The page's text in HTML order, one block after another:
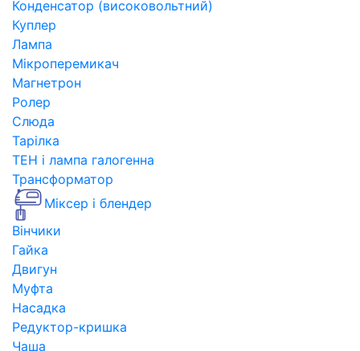
Конденсатор (високовольтний)
Куплер
Лампа
Мікроперемикач
Магнетрон
Ролер
Слюда
Тарілка
ТЕН і лампа галогенна
Трансформатор
Міксер і блендер
Вінчики
Гайка
Двигун
Муфта
Насадка
Редуктор-кришка
Чаша